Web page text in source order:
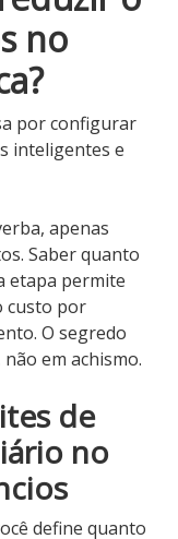
no
por configurar
inteligentes e
apenas
Saber quanto
etapa permite
custo por
O segredo
em achismo.
de
no
define quanto